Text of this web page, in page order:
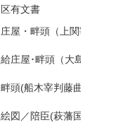
区有文書
庄屋・畔頭（上関宰判佐合
給庄屋･畔頭（大島宰判三
畔頭(船木宰判藤曲村)
絵図／陪臣(萩藩国司家臣)